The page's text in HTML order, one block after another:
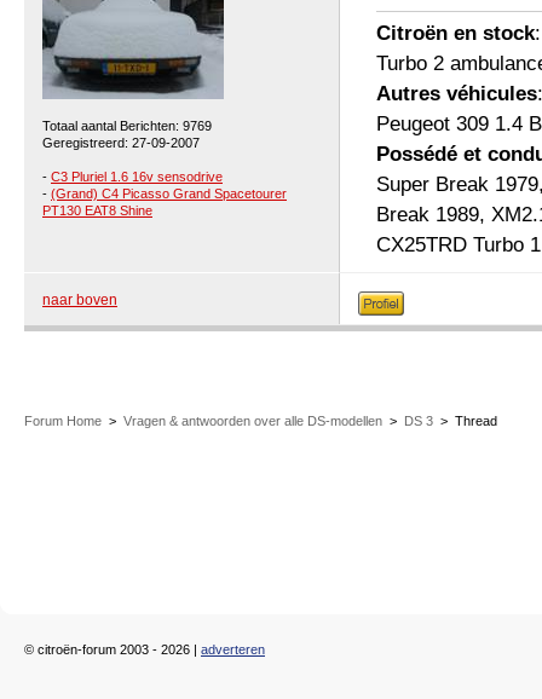
Totaal aantal Berichten: 9769
Geregistreerd: 27-09-2007
- C3 Pluriel 1.6 16v sensodrive
- (Grand) C4 Picasso Grand Spacetourer
PT130 EAT8 Shine
Citroën en stock
Turbo 2
Autres véhicules
Peugeot 309 1.4
Possédé et
Super Break
Break 1989,
CX25TRD Turbo
naar boven
Forum Home > Vragen & antwoorden over alle DS-modellen > DS 3 > Thread
© citroën-forum 2003 - 2026 | adverteren